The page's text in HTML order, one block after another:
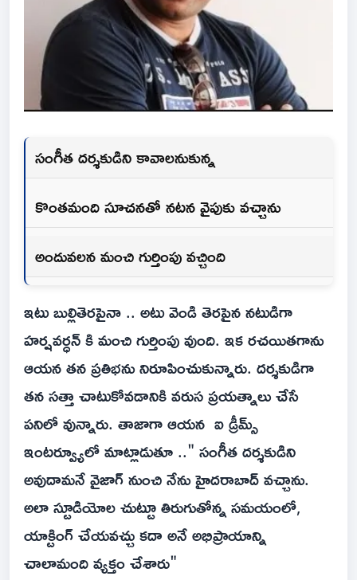
సంగీత దర్శకుడిని కావాలనుకున్న
కొంతమంది సూచనతో నటన వైపుకు వచ్చాను
అందువలన మంచి గుర్తింపు వచ్చింది
ఇటు బుల్లితెరపైనా .. అటు వెండి తెరపైన నటుడిగా
హర్షవర్ధన్ కి మంచి గుర్తింపు వుంది. ఇక రచయితగాను
ఆయన తన ప్రతిభను నిరూపించుకున్నారు. దర్శకుడిగా
తన సత్తా చాటుకోవడానికి వరుస ప్రయత్నాలు చేసే
పనిలో వున్నారు. తాజాగా ఆయన ఐ డ్రీమ్స్
ఇంటర్వ్యూలో మాట్లాడుతూ .." సంగీత దర్శకుడిని
అవుదామనే వైజాగ్ నుంచి నేను హైదరాబాద్ వచ్చాను.
అలా స్టూడియోల చుట్టూ తిరుగుతోన్న సమయంలో,
యాక్టింగ్ చేయవచ్చు కదా అనే అభిప్రాయాన్ని
చాలామంది వ్యక్తం చేశారు"